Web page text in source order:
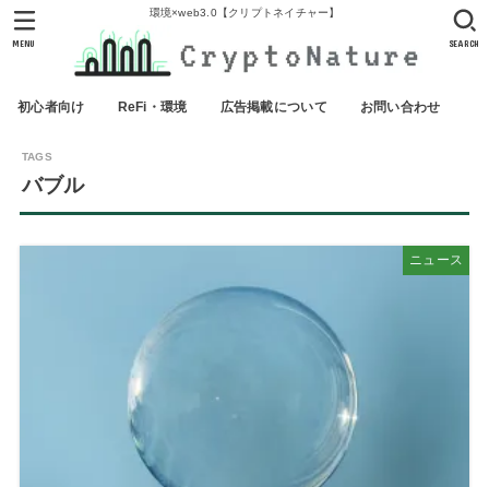
環境×web3.0【クリプトネイチャー】
初心者向け ReFi・環境 広告掲載について お問い合わせ
SEARCH
MENU
バブル
ニュース